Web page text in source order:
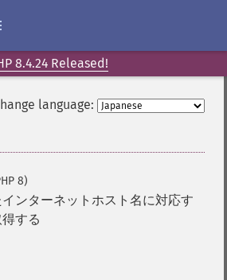
8.4.24 Released!
language:
8)
ンターネットホスト名に対応す
する